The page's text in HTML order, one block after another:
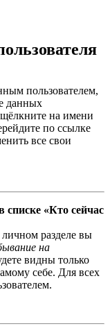
пользователем,
данных
на имени
по ссылке
все свои
списке «Кто сейчас
разделе вы
на
видны только
себе. Для всех